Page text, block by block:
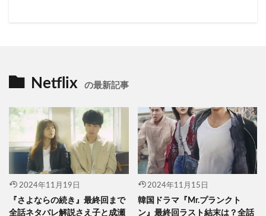
Netflix の最新記事
2024年11月19日
『さよならの続き』最終回まで
全話ネタバレ解説さえ子と成瀬
2024年11月15日
韓国ドラマ『Mr.プランクト
ン』最終回ラスト結末は？全話